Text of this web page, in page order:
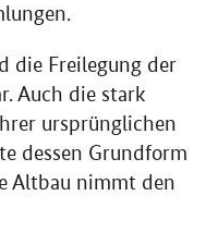
die Freilegung der
Auch die stark
ursprünglichen
dessen Grundform
Altbau nimmt den